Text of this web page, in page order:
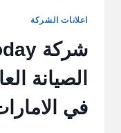
اعلانات الشركة
الصيانة
في